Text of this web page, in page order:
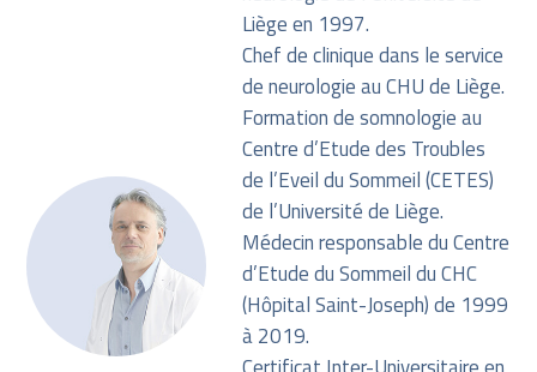
Liège en 1997.
Chef de clinique dans le service
de neurologie au CHU de Liège.
Formation de somnologie au
Centre d’Etude des Troubles
de l’Eveil du Sommeil (CETES)
de l’Université de Liège.
Médecin responsable du Centre
d’Etude du Sommeil du CHC
(Hôpital Saint-Joseph) de 1999
à 2019.